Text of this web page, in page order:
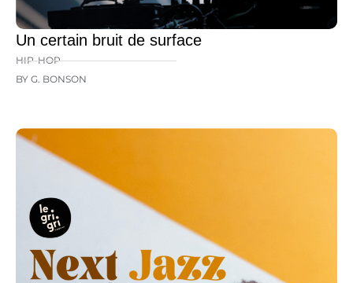
Un certain bruit de surface
HIP-HOP
BY G. BONSON